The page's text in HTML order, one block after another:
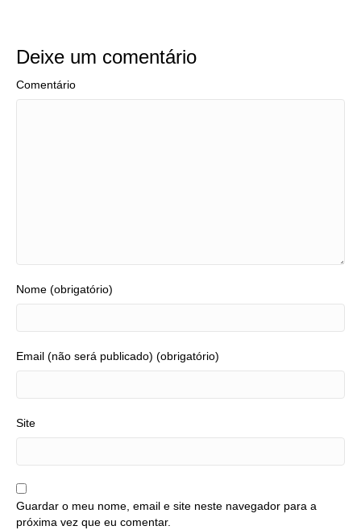
Deixe um comentário
Comentário
Nome (obrigatório)
Email (não será publicado) (obrigatório)
Site
Guardar o meu nome, email e site neste navegador para a
próxima vez que eu comentar.